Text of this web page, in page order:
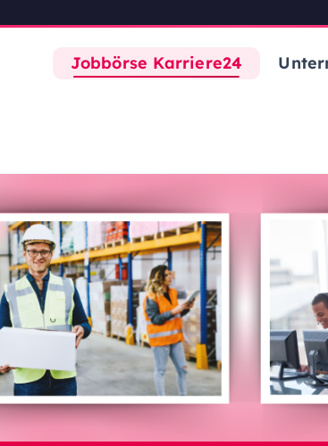
Jobbörse Karriere24